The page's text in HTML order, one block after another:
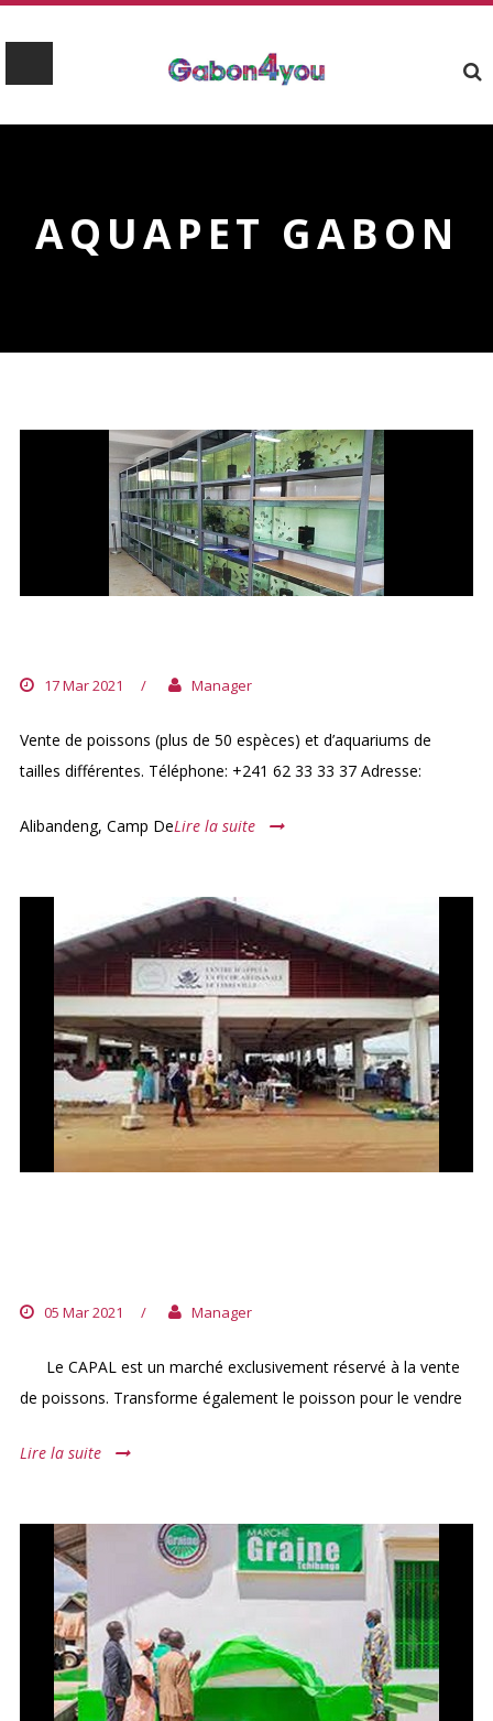
AQUAPET GABON
17 Mar 2021 / Manager
Vente de poissons (plus de 50 espèces) et d’aquariums de
tailles différentes. Téléphone: +241 62 33 33 37 Adresse:
Alibandeng, Camp DeLire la suite
05 Mar 2021 / Manager
Le CAPAL est un marché exclusivement réservé à la vente
de poissons. Transforme également le poisson pour le vendre
Lire la suite